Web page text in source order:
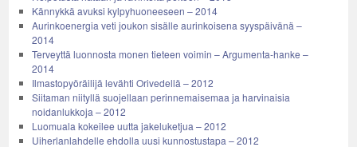
Kännykkä avuksi kylpyhuoneeseen – 2014
Aurinkoenergia veti joukon sisälle aurinkoisena syyspäivänä –
2014
Terveyttä luonnosta monen tieteen voimin – Argumenta-hanke –
2014
Ilmastopyöräilijä levähti Orivedellä – 2012
Siitaman niityllä suojellaan perinnemaisemaa ja harvinaisia
noidanlukkoja – 2012
Luomuala kokeilee uutta jakeluketjua – 2012
Uiherlanlahdelle ehdolla uusi kunnostustapa – 2012